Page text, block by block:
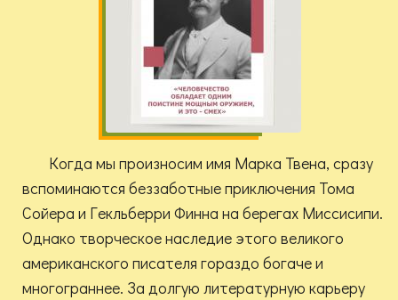
Когда мы произносим имя Марка Твена, сразу
вспоминаются беззаботные приключения Тома
Сойера и Гекльберри Финна на берегах Миссисипи.
Однако творческое наследие этого великого
американского писателя гораздо богаче и
многограннее. За долгую литературную карьеру